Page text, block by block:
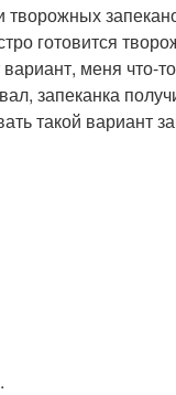
готовится
меня что-
запеканка
такой вариант